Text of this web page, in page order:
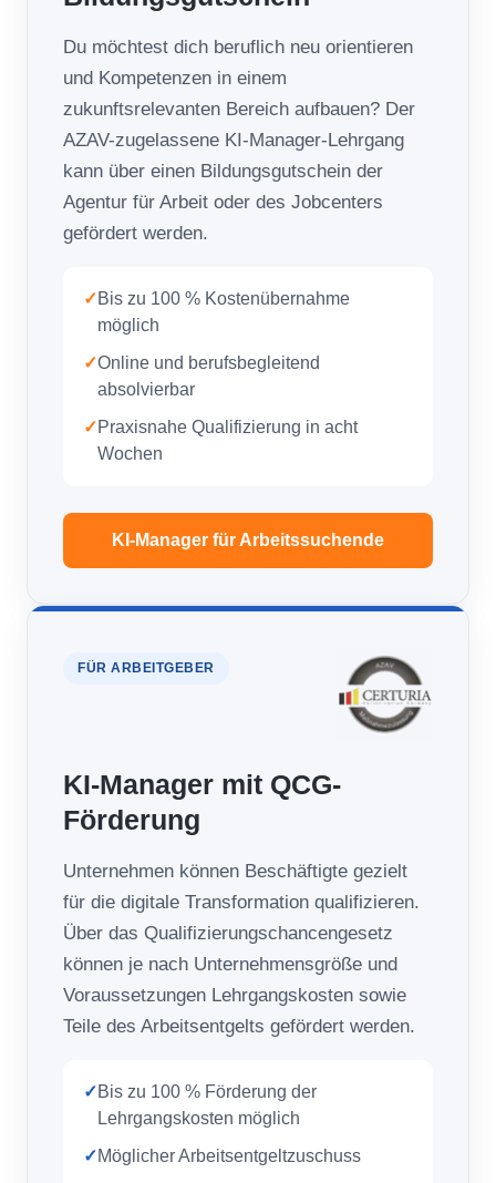
Du möchtest dich beruflich neu orientieren
und Kompetenzen in einem
zukunftsrelevanten Bereich aufbauen? Der
AZAV-zugelassene KI-Manager-Lehrgang
kann über einen Bildungsgutschein der
Agentur für Arbeit oder des Jobcenters
gefördert werden.
✓Bis zu 100 % Kostenübernahme
möglich
✓Online und berufsbegleitend
absolvierbar
✓Praxisnahe Qualifizierung in acht
Wochen
KI-Manager für Arbeitssuchende
FÜR ARBEITGEBER
KI-Manager mit QCG-
Förderung
Unternehmen können Beschäftigte gezielt
für die digitale Transformation qualifizieren.
Über das Qualifizierungschancengesetz
können je nach Unternehmensgröße und
Voraussetzungen Lehrgangskosten sowie
Teile des Arbeitsentgelts gefördert werden.
✓Bis zu 100 % Förderung der
Lehrgangskosten möglich
✓Möglicher Arbeitsentgeltzuschuss